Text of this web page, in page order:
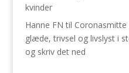
kvinder
Hanne FN til Coronasmitte
glæde, trivsel og livslyst i
og skriv det ned